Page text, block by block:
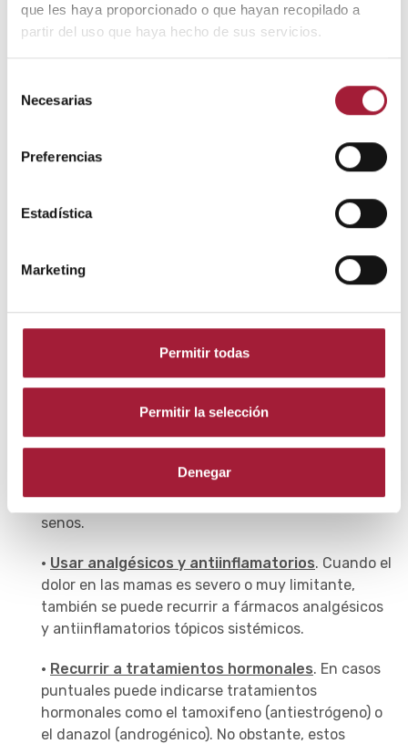
que les haya proporcionado o que hayan recopilado a
partir del uso que haya hecho de sus servicios.
Necesarias
Preferencias
Estadística
Marketing
Permitir todas
Permitir la selección
Denegar
·Incrementar el consumo de vitamina E
Diferentes estudios demostraron un posible efecto
mamas antes de la regla
mejoraron tras tomar 200 unidades
Son alimentos ricos en vitamina E los aceites
de hoja verde.
dolor de mamaspueden formar un círculo vicioso
difícil de romper. Los estados de estrés se han
generar a su vez mayor ansiedad.
mejor gestión del estrés y las alteraciones del
estado de ánimo serán beneficiosas para el dolor de
senos.
· Usar analgésicos y antiinflamatorios. Cuando el
dolor en las mamas es severo o muy limitante,
también se puede recurrir a fármacos analgésicos
y antiinflamatorios tópicos sistémicos.
· Recurrir a tratamientos hormonales. En casos
puntuales puede indicarse tratamientos
hormonales como el tamoxifeno (antiestrógeno) o
el danazol (androgénico). No obstante, estos